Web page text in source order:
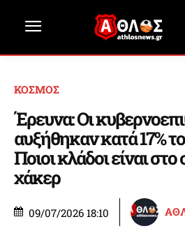
ΚΟΣΜΟΣ
Έρευνα: Οι
αυξήθηκαν κατά 17%
Ποιοι κλάδοι είναι
χάκερ
09/07/2026 18:10